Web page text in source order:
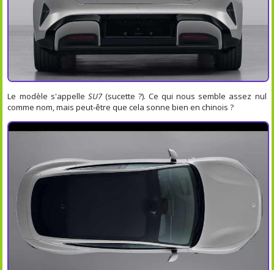
Le modèle s'appelle SU7(sucette ?). Ce qui nous semble assez nul
comme nom, mais peut-être que cela sonne bien en chinois ?